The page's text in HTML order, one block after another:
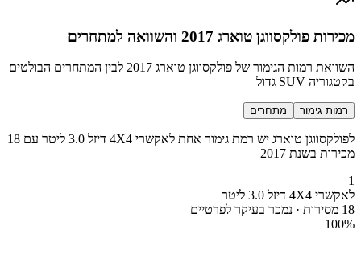
מכירות פולקסווגן טוארג 2017 והשוואה למתחרים
השוואת רמות הגימור של פולקסווגן טוארג 2017 לבין המתחרים הבולטים
בקטגוריה SUV גדול
רמות גימור מתחרים
לפולקסווגן טוארג יש רמת גימור אחת לאקשרי 4X4 דיזל 3.0 ליטר עם 18
מכירות בשנת 2017
1
לאקשרי 4X4 דיזל 3.0 ליטר
18 מסירות · נמכר בעיקר לפרטיים
100%